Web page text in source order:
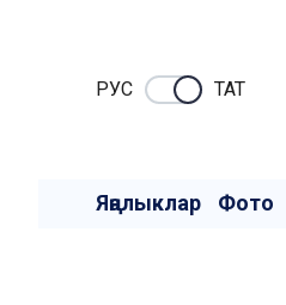
РУC ТАТ
Яңалыклар Фото